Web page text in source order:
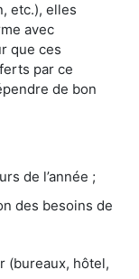
etc.), elles
avec
que ces
par ce
de bon
de l’année ;
des besoins de
(bureaux, hôtel,